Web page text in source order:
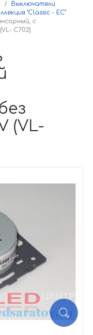
Выключатели
"Classic - EC"
с
C702)
(VL-